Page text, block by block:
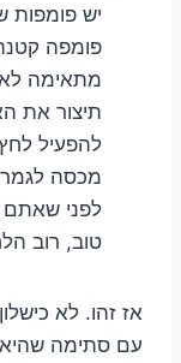
יש פומפות
פומפה
מתאימה
תיצור את
להפעיל
מכסה
לפני
טוב, רוב
אז זהו. לא
עם סתימה